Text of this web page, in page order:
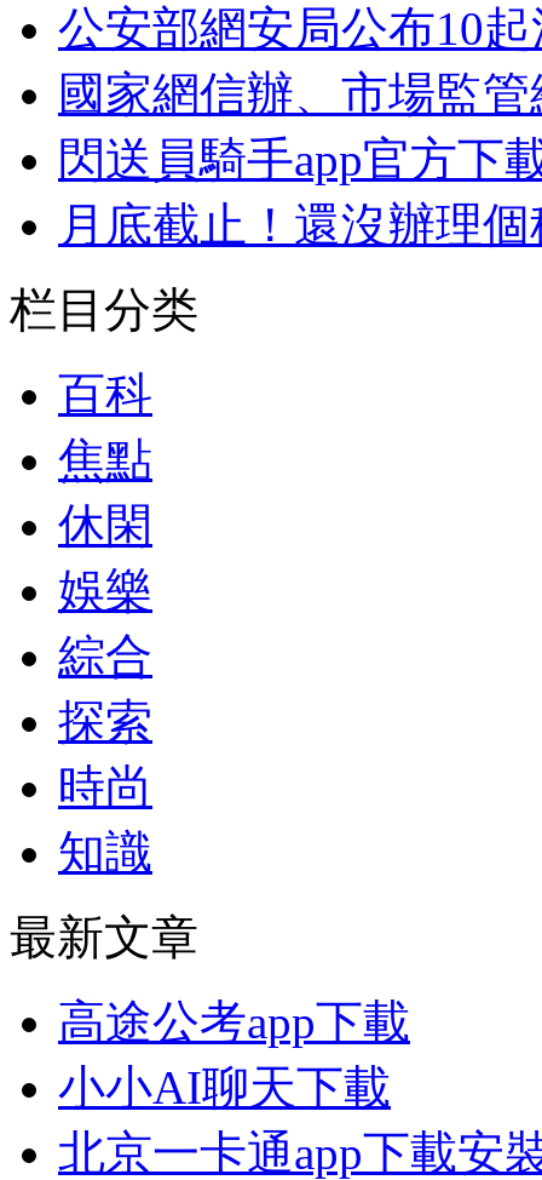
公安部網安局公布10
國家網信辦、市場監
閃送員騎手app官方下
月底截止！還沒辦理
栏目分类
百科
焦點
休閑
娛樂
綜合
探索
時尚
知識
最新文章
高途公考app下載
小小AI聊天下載
北京一卡通app下載安